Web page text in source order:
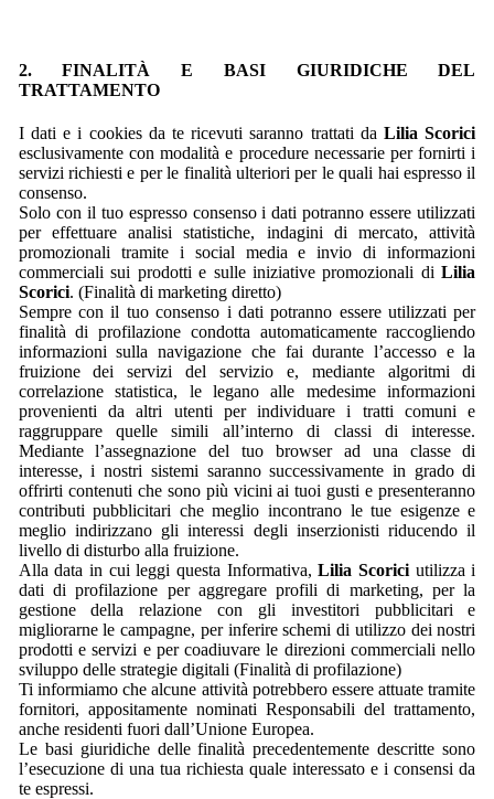
2. FINALITÀ E BASI GIURIDICHE DEL
TRATTAMENTO
I dati e i cookies da te ricevuti saranno trattati daLilia Scorici
esclusivamente con modalità e procedure necessarie per fornirti i
servizi richiesti e per le finalità ulteriori per le quali hai espresso il
consenso.
Solo con il tuo espresso consenso i dati potranno essere utilizzati
per effettuare analisi statistiche, indagini di mercato, attività
promozionali tramite i social media e invio di informazioni
commerciali sui prodotti e sulle iniziative promozionali diLilia
Scorici. (Finalità di marketing diretto)
Sempre con il tuo consenso i dati potranno essere utilizzati per
finalità di profilazione condotta automaticamente raccogliendo
informazioni sulla navigazione che fai durante l’accesso e la
fruizione dei servizi del servizio e, mediante algoritmi di
correlazione statistica, le legano alle medesime informazioni
provenienti da altri utenti per individuare i tratti comuni e
raggruppare quelle simili all’interno di classi di interesse.
Mediante l’assegnazione del tuo browser ad una classe di
interesse, i nostri sistemi saranno successivamente in grado di
offrirti contenuti che sono più vicini ai tuoi gusti e presenteranno
contributi pubblicitari che meglio incontrano le tue esigenze e
meglio indirizzano gli interessi degli inserzionisti riducendo il
livello di disturbo alla fruizione.
Alla data in cui leggi questa Informativa,Lilia Scorici utilizza i
dati di profilazione per aggregare profili di marketing, per la
gestione della relazione con gli investitori pubblicitari e
migliorarne le campagne, per inferire schemi di utilizzo dei nostri
prodotti e servizi e per coadiuvare le direzioni commerciali nello
sviluppo delle strategie digitali (Finalità di profilazione)
Ti informiamo che alcune attività potrebbero essere attuate tramite
fornitori, appositamente nominati Responsabili del trattamento,
anche residenti fuori dall’Unione Europea.
Le basi giuridiche delle finalità precedentemente descritte sono
l’esecuzione di una tua richiesta quale interessato e i consensi da
te espressi.